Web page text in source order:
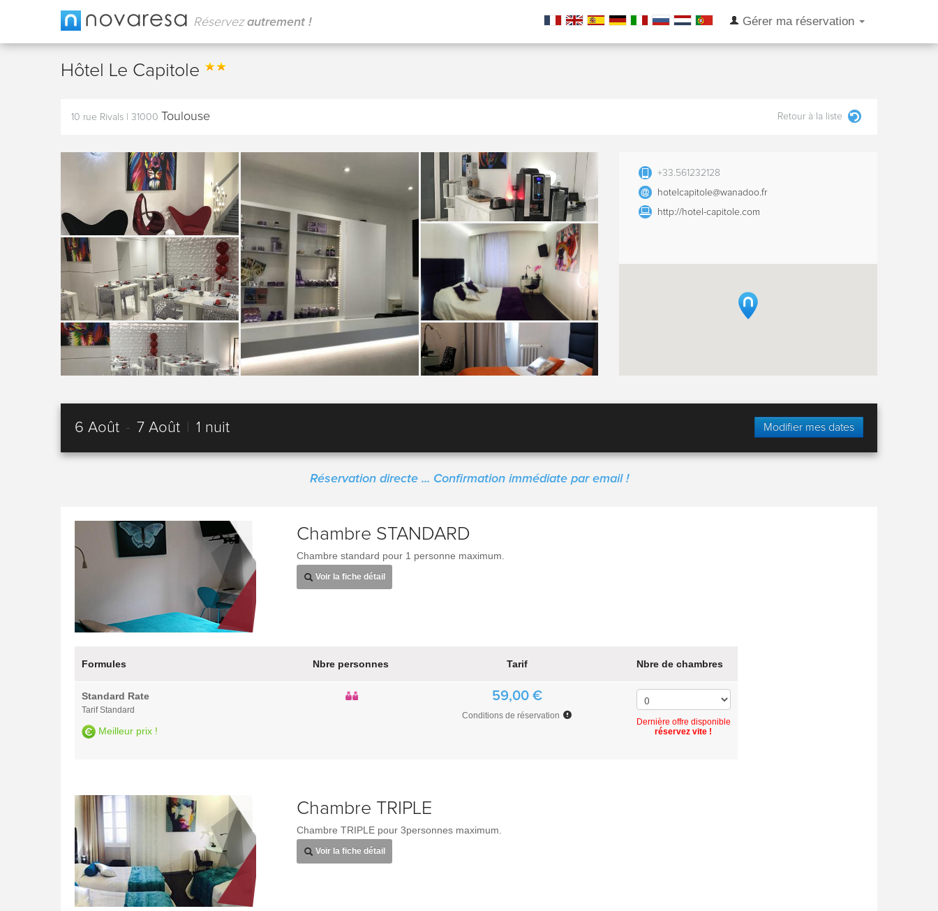
Réservezautrement ! Gérer ma réservation
Hôtel Le Capitole
10 rue Rivals 31000 Toulouse Retour à la liste
+33.561232128
hotelcapitole@wanadoo.fr
http://hotel-capitole.com
6 Août - 7 Août 1 nuit Modifier mes dates
Réservation directe ... Confirmation immédiate par email !
Chambre STANDARD
Chambre standard pour 1 personne maximum.
Voir la fiche détail
Formules Nbre personnes Tarif Nbre de chambres
Standard Rate
Tarif Standard
Meilleur prix !
59,00 €
Conditions de réservation
Dernière offre disponible
réservez vite !
Chambre TRIPLE
Chambre TRIPLE pour 3personnes maximum.
Voir la fiche détail